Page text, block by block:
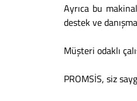
Ayrıca bu
destek ve
Müşteri odaklı
PROMSİS, siz